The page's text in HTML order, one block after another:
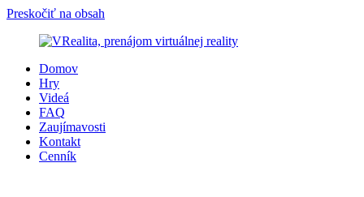
Preskočiť na obsah
Domov
Hry
Videá
FAQ
Zaujímavosti
Kontakt
Cenník